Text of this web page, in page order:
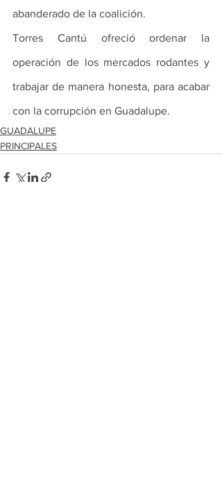
abanderado de la coalición.
Torres Cantú ofreció ordenar la
operación de los mercados rodantes y
trabajar de manera honesta, para acabar
con la corrupción en Guadalupe.
GUADALUPE
PRINCIPALES